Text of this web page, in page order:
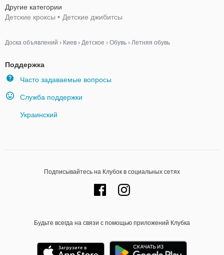
Другие категории
Детские кроксы • Детские джибитсы
Доска объявлений › Киев › Детское › Обувь › Летняя обувь
Поддержка
Часто задаваемые вопросы
Служба поддержки
Украинский
Подписывайтесь на Клубок в социальных сетях
Будьте всегда на связи с помощью приложений Клубка